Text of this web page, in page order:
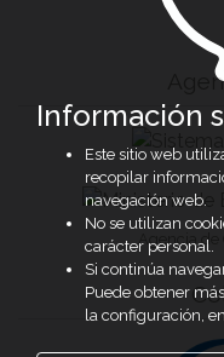
Agencia de
Información
Este sitio web
recopilar
navegación web.
No se utilizan
carácter personal.
Si continúa
Puede obtener
la configuración,